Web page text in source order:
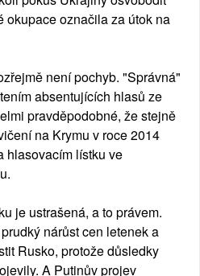
okupace označila za útok na
není pochyb. "Správná"
absentujících hlasů ze
pravděpodobné, že stejně
na Krymu v roce 2014
hlasovacím lístku ve
je ustrašená, a to právem.
nárůst cen letenek a
Rusko, protože důsledky
A Putinův projev